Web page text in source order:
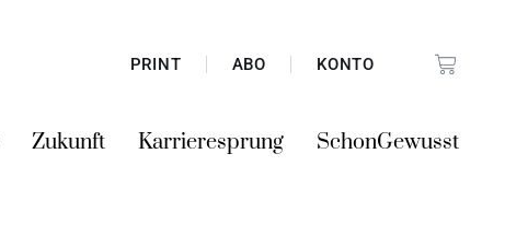
PRINT ABO KONTO
Zukunft Karrieresprung SchonGewusst